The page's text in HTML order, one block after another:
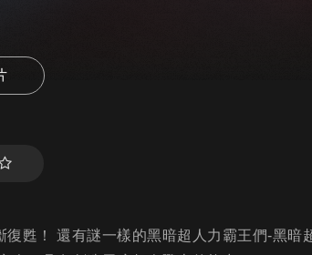
甦！ 還有謎一樣的黑暗超人力霸王們-黑暗